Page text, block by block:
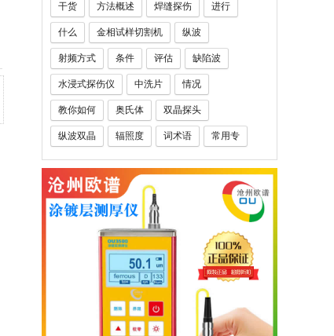
干货 方法概述 焊缝探伤 进行
什么 金相试样切割机 纵波
射频方式 条件 评估 缺陷波
水浸式探伤仪 中洗片 情况
教你如何 奥氏体 双晶探头
纵波双晶 辐照度 词术语 常用专
钢厚度 玻璃钢厚度仪 铅笔硬度计
人员 定义 千分表